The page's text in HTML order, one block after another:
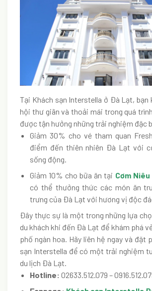
Tại Khách sạn Interstella ở Đà Lạt, bạn
hội thư giãn và thoải mái trong quá
được tận hưởng những trải nghiệm đặc
Giảm 30% cho vé tham quan
điểm đến thiên nhiên Đà Lạt với
sống động.
Giảm 10% cho bữa ăn tại Cơm
có thể thưởng thức các món ăn
trưng của Đà Lạt với hương vị độc
Đây thực sự là một trong những lựa
du khách khi đến Đà Lạt để khám phá
phố ngàn hoa. Hãy liên hệ ngay và đặt
sạn Interstella để có một trải nghiệm
du lịch Đà Lạt.
Hotline: 02633.512.079 –